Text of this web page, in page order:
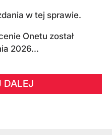
w tej sprawie.
Onetu został
2026...
DALEJ